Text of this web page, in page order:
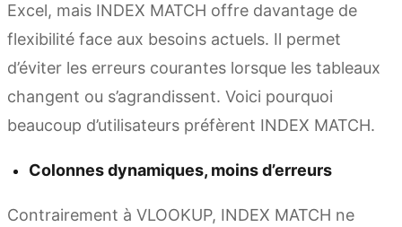
Excel, mais INDEX MATCH offre davantage de
flexibilité face aux besoins actuels. Il permet
d’éviter les erreurs courantes lorsque les tableaux
changent ou s’agrandissent. Voici pourquoi
beaucoup d’utilisateurs préfèrent INDEX MATCH.
Colonnes dynamiques, moins d’erreurs
Contrairement à VLOOKUP, INDEX MATCH ne